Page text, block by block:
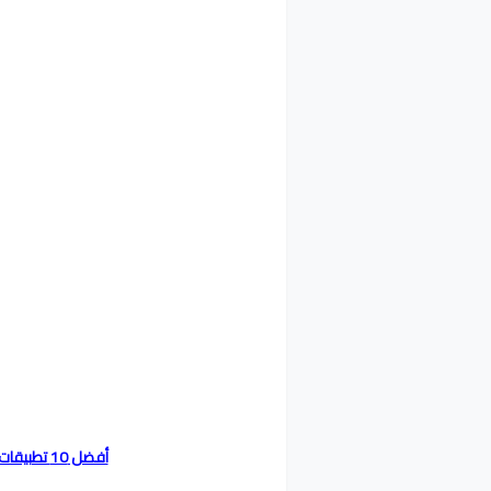
أفضل 10 تطبيقات أفضل نقل الملفات واي فاي لالروبوت